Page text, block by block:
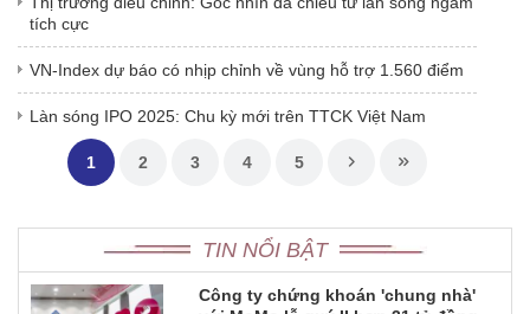
tích cực
VN-Index dự báo có nhịp chỉnh về vùng hỗ trợ 1.560 điểm
Làn sóng IPO 2025: Chu kỳ mới trên TTCK Việt Nam
1 2 3 4 5
TIN NỔI BẬT
Công ty chứng khoán 'chung nhà'